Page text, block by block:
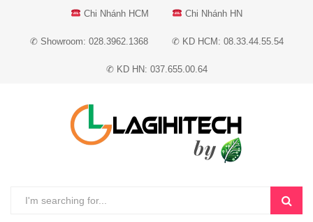
Chi Nhánh HCM Chi Nhánh HN
✆ Showroom: 028.3962.1368 ✆ KD HCM: 08.33.44.55.54
✆ KD HN: 037.655.00.64